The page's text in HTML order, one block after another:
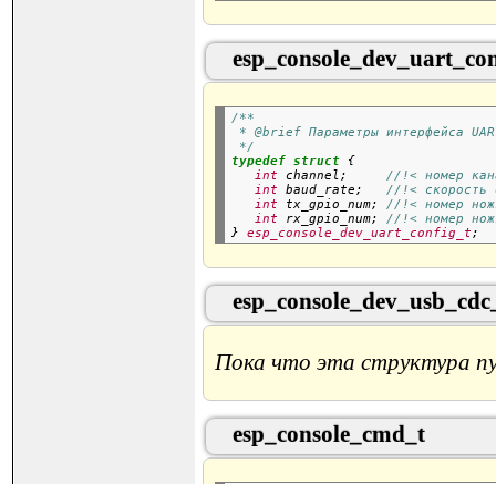
/**
* @brief Параметры интерфейса
*/
typedef struct {
int
channel; //!< номер
int
baud_rate; //!< скорость
int
tx_gpio_num; //!< номер
int
rx_gpio_num; //!< номер
} esp_console_dev_uart_config_t
Пока что эта структура
esp_console_cmd_t